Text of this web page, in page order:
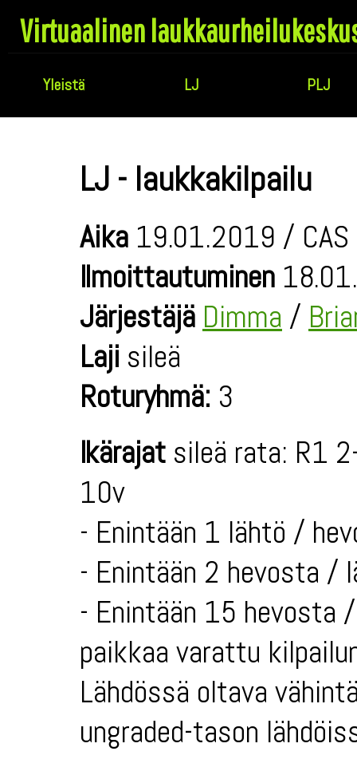
Virtuaalinen
Yleistä LJ PLJ
LJ - laukkakilpailu
Aika 19.01.2019 /
Ilmoittautuminen
Järjestäjä Dimma /
Laji sileä
Roturyhmä: 3
Ikärajat sileä rata: R1
10v
- Enintään 1 lähtö /
- Enintään 2 hevosta /
- Enintään 15 hevosta
paikkaa varattu
Lähdössä oltava
ungraded-tason